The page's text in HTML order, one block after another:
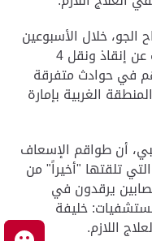
خلال الأسبوعين
الماضيين، 4 مهام إسعافية، أسفرت عن إنقاذ ونقل 4
في حوادث متفرقة
الغربية بإمارة
أن طواقم الإسعاف
تلقتها "أخيراً" من
العلميات، مشيرة إلى نقل 4 مصابين يرقدون في
خليفة
اللازم.